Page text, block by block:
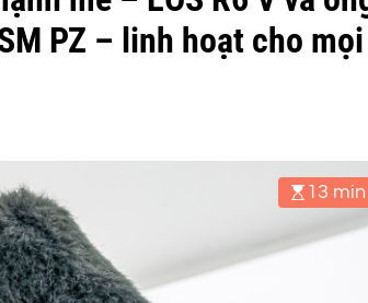
PZ – linh hoạt cho mọi
13